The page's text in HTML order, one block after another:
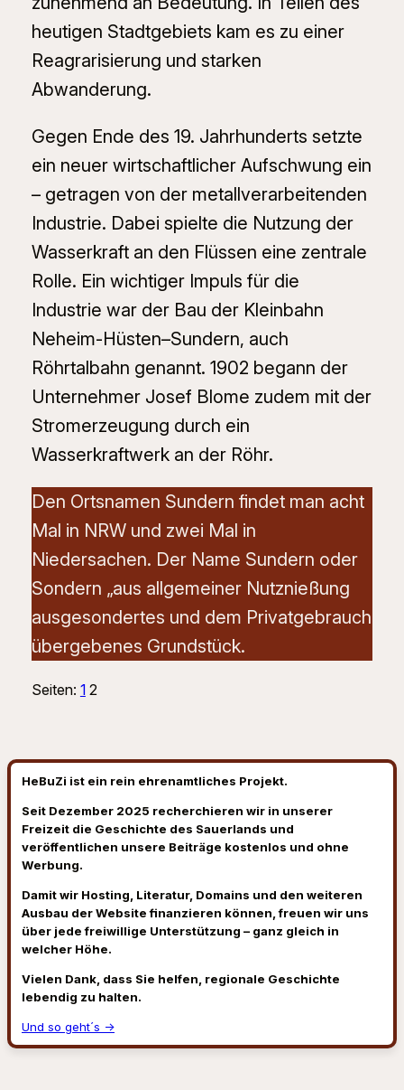
heutigen Stadtgebiets kam es zu einer
Reagrarisierung und starken
Abwanderung.
Gegen Ende des 19. Jahrhunderts setzte
ein neuer wirtschaftlicher Aufschwung ein
– getragen von der metallverarbeitenden
Industrie. Dabei spielte die Nutzung der
Wasserkraft an den Flüssen eine zentrale
Rolle. Ein wichtiger Impuls für die
Industrie war der Bau der Kleinbahn
Neheim-Hüsten–Sundern, auch
Röhrtalbahn genannt. 1902 begann der
Unternehmer Josef Blome zudem mit der
Stromerzeugung durch ein
Wasserkraftwerk an der Röhr.
Den Ortsnamen Sundern findet man acht
Mal in NRW und zwei Mal in
Niedersachen. Der Name Sundern oder
Sondern „aus allgemeiner Nutznießung
ausgesondertes und dem Privatgebrauch
übergebenes Grundstück.
Seiten: 1 2
HeBuZi ist ein rein ehrenamtliches Projekt.
Seit Dezember 2025 recherchieren wir in unserer
Freizeit die Geschichte des Sauerlands und
veröffentlichen unsere Beiträge kostenlos und ohne
Werbung.
Damit wir Hosting, Literatur, Domains und den weiteren
Ausbau der Website finanzieren können, freuen wir uns
über jede freiwillige Unterstützung – ganz gleich in
welcher Höhe.
Vielen Dank, dass Sie helfen, regionale Geschichte
lebendig zu halten.
Und so geht´s →